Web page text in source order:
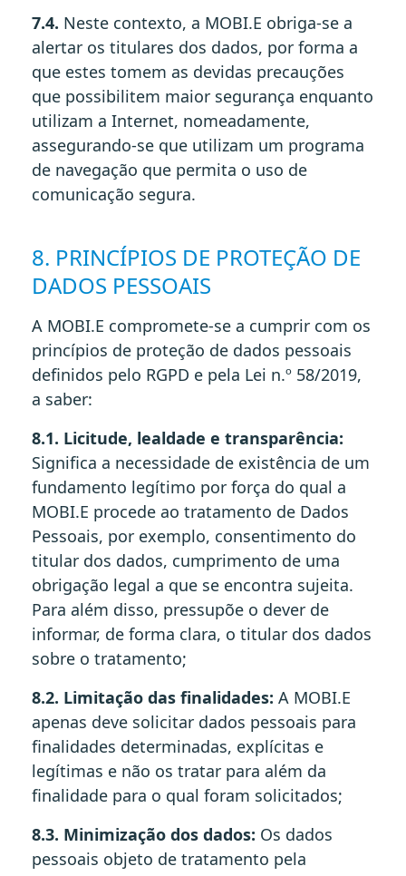
7.4. Neste contexto, a MOBI.E obriga-se a
alertar os titulares dos dados, por forma a
que estes tomem as devidas precauções
que possibilitem maior segurança enquanto
utilizam a Internet, nomeadamente,
assegurando-se que utilizam um programa
de navegação que permita o uso de
comunicação segura.
8. PRINCÍPIOS DE PROTEÇÃO DE
DADOS PESSOAIS
A MOBI.E compromete-se a cumprir com os
princípios de proteção de dados pessoais
definidos pelo RGPD e pela Lei n.º 58/2019,
a saber:
8.1. Licitude, lealdade e transparência:
Significa a necessidade de existência de um
fundamento legítimo por força do qual a
MOBI.E procede ao tratamento de Dados
Pessoais, por exemplo, consentimento do
titular dos dados, cumprimento de uma
obrigação legal a que se encontra sujeita.
Para além disso, pressupõe o dever de
informar, de forma clara, o titular dos dados
sobre o tratamento;
8.2. Limitação das finalidades: A MOBI.E
apenas deve solicitar dados pessoais para
finalidades determinadas, explícitas e
legítimas e não os tratar para além da
finalidade para o qual foram solicitados;
8.3. Minimização dos dados: Os dados
pessoais objeto de tratamento pela